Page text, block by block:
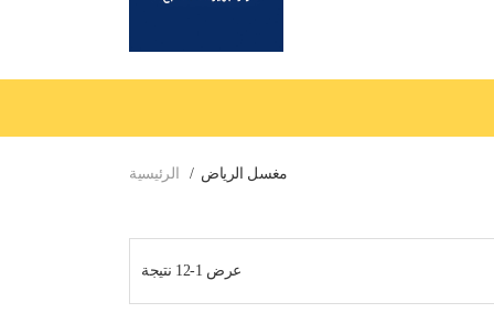
الرئيسية مغسل الرياض
عرض 1-12 نتيجة